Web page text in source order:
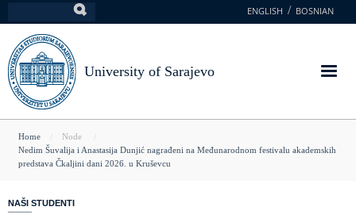
to
main
content
ENGLISH BOSNIAN
University of Sarajevo
You
are
Home
Node
Nedim Šuvalija i Anastasija Dunjić nagrađeni na Međunarodnom festivalu akademskih
predstava Čkaljini dani 2026. u Kruševcu
NAŠI STUDENTI